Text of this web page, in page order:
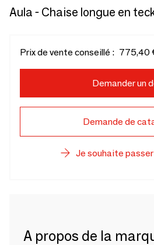
Aula - Chaise longue en
Prix de vente conseillé : 775,40
Demander un
Demande de
Je souhaite
A propos de la